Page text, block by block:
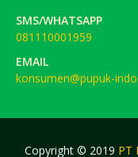
SMS/WHATSAPP
081110001959
EMAIL
konsumen@pupuk-
Copyright © 2019 PT